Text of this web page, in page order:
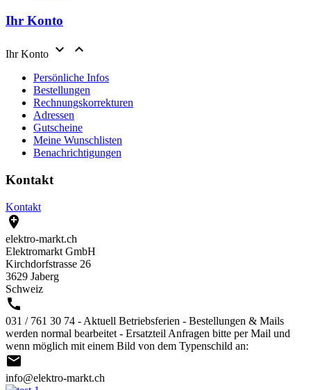
Ihr Konto
Ihr Konto  
Persönliche Infos
Bestellungen
Rechnungskorrekturen
Adressen
Gutscheine
Meine Wunschlisten
Benachrichtigungen
Kontakt
Kontakt

elektro-markt.ch
Elektromarkt GmbH
Kirchdorfstrasse 26
3629 Jaberg
Schweiz

031 / 761 30 74 - Aktuell Betriebsferien - Bestellungen & Mails
werden normal bearbeitet - Ersatzteil Anfragen bitte per Mail und
wenn möglich mit einem Bild von dem Typenschild an:

info@elektro-markt.ch